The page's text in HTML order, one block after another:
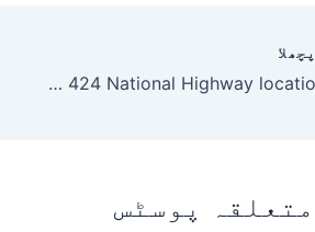
پچھلا
NHAI asks DoT, TRAI to boost mobile connectivity on 424 National Highway locations
متعلقہ پوسٹس